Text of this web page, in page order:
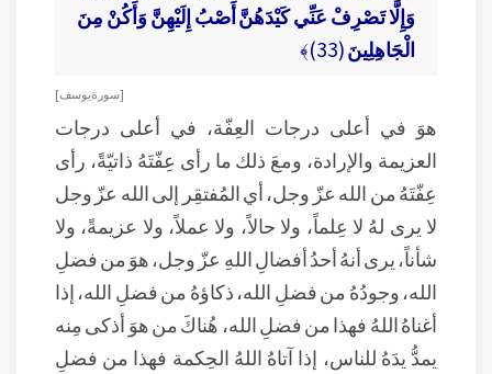
وَإِلَّا تَصْرِفْ عَنِّي كَيْدَهُنَّ أَصْبُ إِلَيْهِنَّ وَأَكُنْ مِنَ
الْجَاهِلِينَ(33)﴾
[ سورة يوسف ]
هوَ في أعلى درجات العِفّة، في أعلى درجات
العزيمة والإرادة، ومعَ ذلك ما رأى عِفّتَهُ ذاتيّةً، رأى
عِفّتَهُ من الله عزّ وجل، أي المُفتقِر إلى الله عزّ وجل
لا يرى لهُ لا عِلماً، ولا حالاً، ولا عملاً، ولا عزيمةً، ولا
شأناً، يرى أنهُ أحدُ أفضالِ اللهِ عزّ وجل، هوَ من فضلِ
الله، وجودُهُ من فضلِ الله، ذكاؤهُ من فضلِ الله، إذا
أغناهُ اللهُ فهذا من فضلِ الله، هُناكَ من هوَ أذكى مِنه
يمدُّ يدَهُ للناس، إذا آتاهُ اللهُ الحِكمة فهذا من فضلِ